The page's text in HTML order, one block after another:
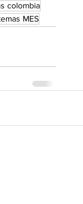
colombia
MES